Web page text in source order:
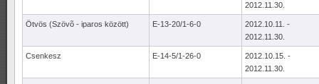
2012.11.30.
Ötvös (Szövõ - iparos között) E-13-20/1-6-0
2012.10.11. -
2012.11.30.
Csenkesz E-14-5/1-26-0
2012.10.15. -
2012.11.30.